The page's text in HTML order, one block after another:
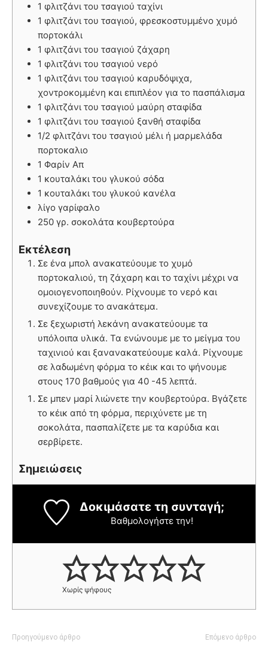
1 φλιτζάνι του τσαγιού ταχίνι
1 φλιτζάνι του τσαγιού, φρεσκοστυμμένο χυμό
πορτοκάλι
1 φλιτζάνι του τσαγιού ζάχαρη
1 φλιτζάνι του τσαγιού νερό
1 φλιτζάνι του τσαγιού καρυδόψιχα,
χοντροκομμένη και επιπλέον για το πασπάλισμα
1 φλιτζάνι του τσαγιού μαύρη σταφίδα
1 φλιτζάνι του τσαγιού ξανθή σταφίδα
1/2 φλιτζάνι του τσαγιού μέλι ή μαρμελάδα
πορτοκαλιο
1 Φαρίν Απ
1 κουταλάκι του γλυκού σόδα
1 κουταλάκι του γλυκού κανέλα
λίγο γαρίφαλο
250 γρ. σοκολάτα κουβερτούρα
Εκτέλεση
Σε ένα μπολ ανακατεύουμε το χυμό
πορτοκαλιού, τη ζάχαρη και το ταχίνι μέχρι να
ομοιογενοποιηθούν. Ρίχνουμε το νερό και
συνεχίζουμε το ανακάτεμα.
Σε ξεχωριστή λεκάνη ανακατεύουμε τα
υπόλοιπα υλικά. Τα ενώνουμε με το μείγμα του
ταχινιού και ξανανακατεύουμε καλά. Ρίχνουμε
σε λαδωμένη φόρμα το κέικ και το ψήνουμε
στους 170 βαθμούς για 40 -45 λεπτά.
Σε μπεν μαρί λιώνετε την κουβερτούρα. Βγάζετε
το κέικ από τη φόρμα, περιχύνετε με τη
σοκολάτα, πασπαλίζετε με τα καρύδια και
σερβίρετε.
Σημειώσεις
Δοκιμάσατε τη συνταγή;
Βαθμολογήστε την!
Χωρίς ψήφους
Προηγούμενο άρθρο Επόμενο άρθρο